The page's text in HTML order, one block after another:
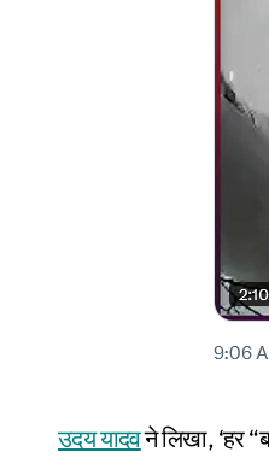
उदय यादवने लिखा, ‘हर